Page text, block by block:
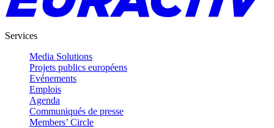
Services
Media Solutions
Projets publics européens
Evénements
Emplois
Agenda
Communiqués de presse
Members’ Circle